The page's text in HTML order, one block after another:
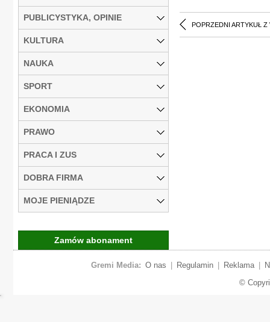
POPRZEDNI ARTYKUŁ Z
PUBLICYSTYKA, OPINIE
KULTURA
NAUKA
SPORT
EKONOMIA
PRAWO
PRACA I ZUS
DOBRA FIRMA
MOJE PIENIĄDZE
Zamów abonament
Gremi Media: O nas Regulamin Reklama
©